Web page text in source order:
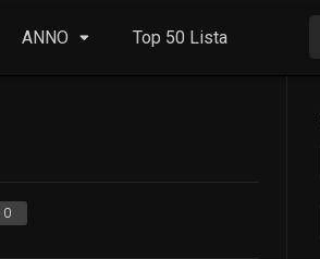
ANNO Top 50 Lista
0